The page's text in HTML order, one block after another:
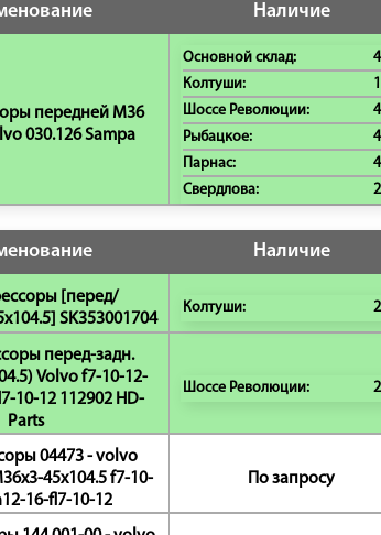
Наличие
передней M36
030.126 Sampa
Основной склад:
Колтуши:
Шоссе Революции:
Рыбацкое:
Парнас:
Свердлова:
Наличие
[перед/
SK353001704
Колтуши:
перед-задн.
Volvo f7-10-12-
10-12 112902 HD-
Parts
Шоссе Революции:
04473 - volvo
45x104.5 f7-10-
16-fl7-10-12
По запросу